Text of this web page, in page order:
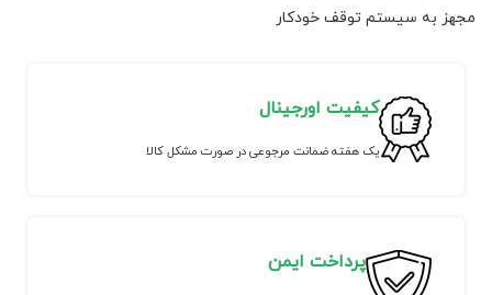
مجهز به سیستم توقف خودکار
کیفیت اورجینال
یک هفته ضمانت مرجوعی در صورت مشکل کالا
پرداخت ایمن